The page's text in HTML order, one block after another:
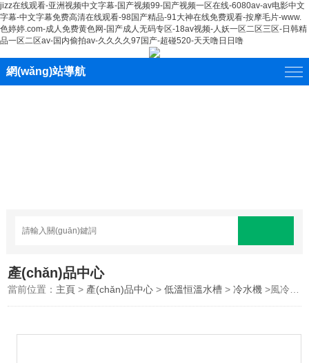
jizz在线观看-亚洲视频中文字幕-国产视频99-国产视频一区在线-6080av-av电影中文
字幕-中文字幕免费高清在线观看-98国产精品-91大神在线免费观看-按摩毛片-www.
色婷婷.com-成人免费黄色网-国产成人无码专区-18av视频-人妖一区二区三区-日韩精
品一区二区av-国内偷拍av-久久久久97国产-超碰520-天天噜日日噜
網(wǎng)站導航
產(chǎn)品中心
當前位置： 主頁 > 產(chǎn)品中心 >低溫恒溫水槽 >冷水機 >風冷式冷水機